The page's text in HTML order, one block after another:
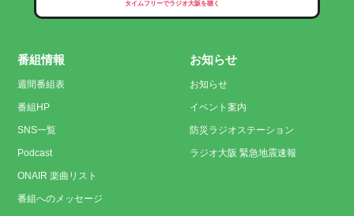
タイムフリーでラジオ大阪を聴く
番組情報
週間番組表
番組HP
SNS一覧
Podcast
ONAIR 楽曲リスト
番組へのメッセージ
お知らせ
お知らせ
イベント案内
防災ラジオステーション
ラジオ大阪 緊急地震速報